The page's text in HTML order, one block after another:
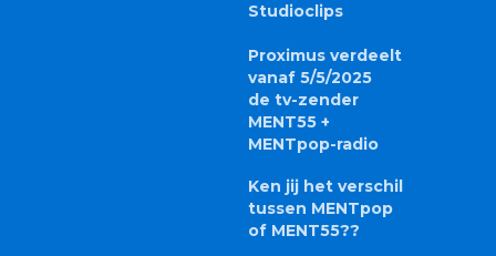
Studioclips
Proximus verdeelt
vanaf 5/5/2025
de tv-zender
MENT55 +
MENTpop-radio
Ken jij het verschil
tussen MENTpop
of MENT55??